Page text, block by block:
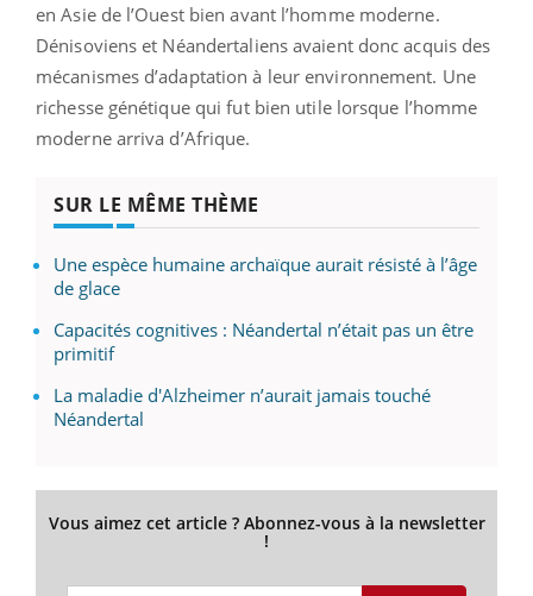
en Asie de l’Ouest bien avant l’homme moderne.
Dénisoviens et Néandertaliens avaient donc acquis des
mécanismes d’adaptation à leur environnement. Une
richesse génétique qui fut bien utile lorsque l’homme
moderne arriva d’Afrique.
SUR LE MÊME THÈME
Une espèce humaine archaïque aurait résisté à l’âge
de glace
Capacités cognitives : Néandertal n’était pas un être
primitif
La maladie d'Alzheimer n’aurait jamais touché
Néandertal
Vous aimez cet article ? Abonnez-vous à la newsletter
!